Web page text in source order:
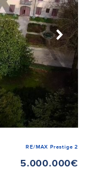
RE/MAX Prestige 2
5.000.000€